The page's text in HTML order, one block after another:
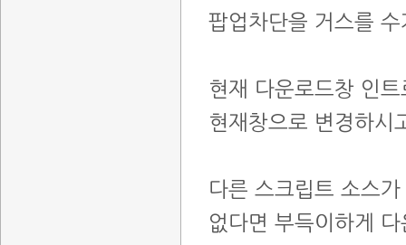
팝업차단을 거스를
현재 다운로드창 인
현재창으로 변경하시
다른 스크립트 소스
없다면 부득이하게